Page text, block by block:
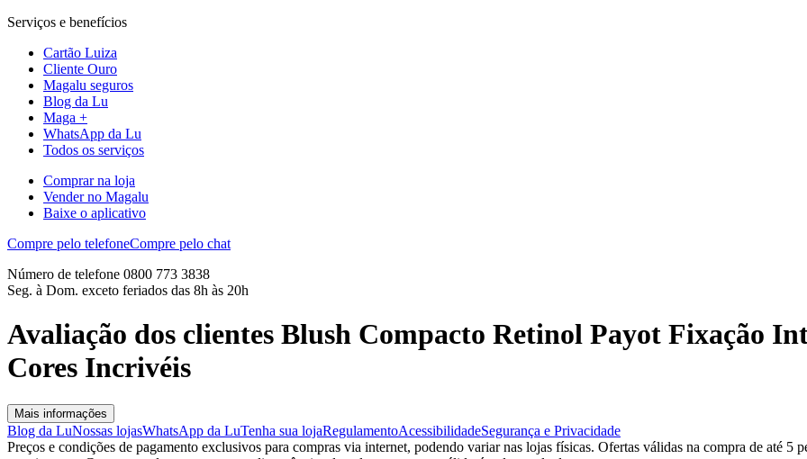
Serviços e benefícios
Cartão Luiza
Cliente Ouro
Magalu seguros
Blog da Lu
Maga +
WhatsApp da Lu
Todos os serviços
Comprar na loja
Vender no Magalu
Baixe o aplicativo
Compre pelo telefoneCompre pelo chat
Número de telefone 0800 773 3838
Seg. à Dom. exceto feriados das 8h às 20h
Avaliação dos clientes Blush Compacto Retinol Payot Fixação
Cores Incrivéis
Mais informações
Blog da LuNossas lojasWhatsApp da LuTenha sua lojaRegulamentoAcessibilidadeSegurança e Privacidade
Preços e condições de pagamento exclusivos para compras via internet, podendo variar nas lojas físicas. Ofertas válidas na compra de até 5